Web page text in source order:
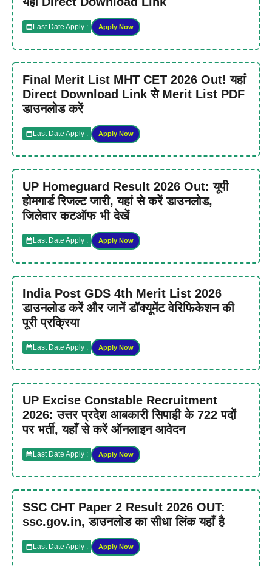
Last Date Apply : Apply Now
Final Merit List MHT CET 2026 Out! यहां
Direct Download Link से Merit List PDF
डाउनलोड करें
Last Date Apply : Apply Now
UP Homeguard Result 2026 Out: यूपी
होमगार्ड रिजल्ट जारी, यहां से करें डाउनलोड,
जिलेवार कटऑफ भी देखें
Last Date Apply : Apply Now
India Post GDS 4th Merit List 2026
डाउनलोड करें और जानें डॉक्यूमेंट वेरिफिकेशन की
पूरी प्रक्रिया
Last Date Apply : Apply Now
UP Excise Constable Recruitment
2026: उत्तर प्रदेश आबकारी सिपाही के 722 पदों
पर भर्ती, यहाँ से करें ऑनलाइन आवेदन
Last Date Apply : Apply Now
SSC CHT Paper 2 Result 2026 OUT:
ssc.gov.in, डाउनलोड का सीधा लिंक यहाँ है
Last Date Apply : Apply Now